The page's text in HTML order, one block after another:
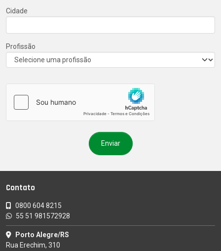
Cidade
Profissão
Contato
0800 604 8215
55 51 981572928
Porto Alegre/RS
Rua Erechim, 310